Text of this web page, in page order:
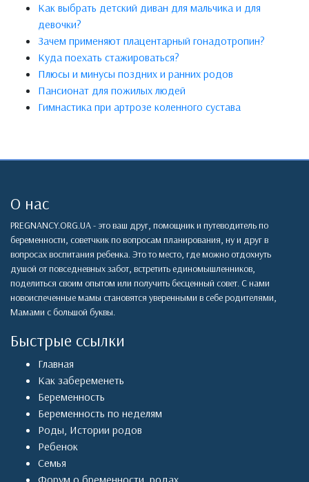
Как выбрать детский диван для мальчика и для
девочки?
Зачем применяют плацентарный гонадотропин?
Куда поехать стажироваться?
Плюсы и минусы поздних и ранних родов
Пансионат для пожилых людей
Гимнастика при артрозе коленного сустава
О нас
PREGNANCY.ORG.UA - это ваш друг, помощник и путеводитель по
беременности, советчкик по вопросам планирования, ну и друг в
вопросах воспитания ребенка. Это то место, где можно отдохнуть
душой от повседневных забот, встретить единомышленников,
поделиться своим опытом или получить бесценный совет. С нами
новоиспеченные мамы становятся уверенными в себе родителями,
Мамами с большой буквы.
Быстрые ссылки
Главная
Как забеременеть
Беременность
Беременность по неделям
Роды, Истории родов
Ребенок
Семья